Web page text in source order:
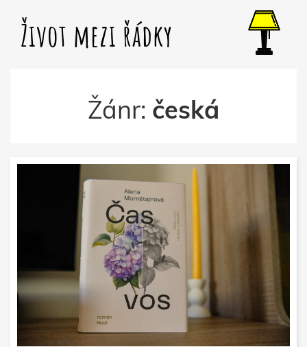
Život mezi řádky
Žánr: česká